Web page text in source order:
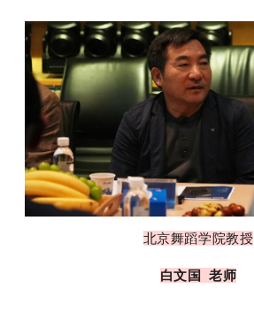
北京舞蹈学院教授
白文国 老师